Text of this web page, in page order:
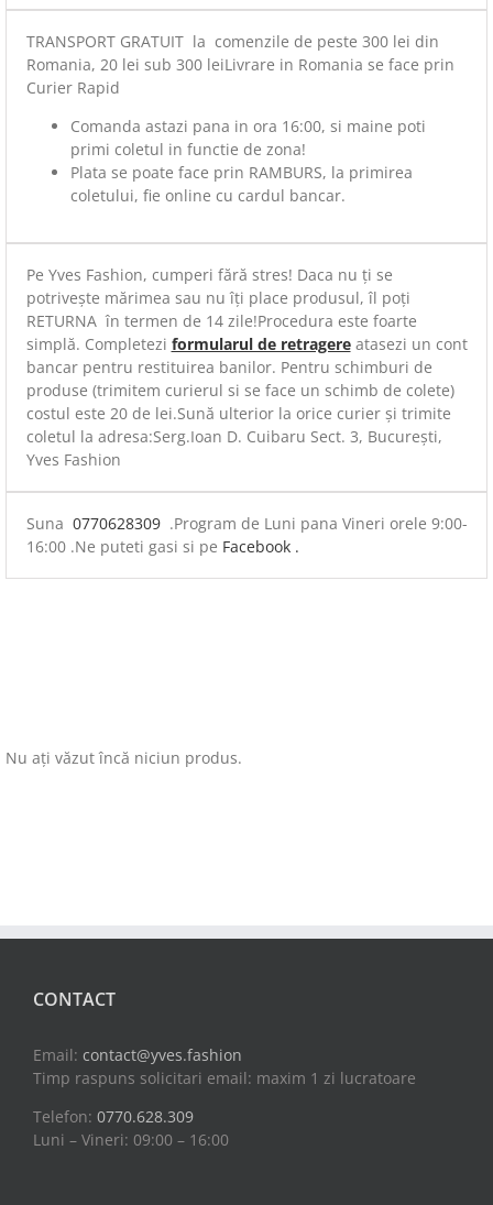
TRANSPORT GRATUIT la comenzile de peste 300 lei din
Romania, 20 lei sub 300 leiLivrare in Romania se face prin
Curier Rapid
Comanda astazi pana in ora 16:00, si maine poti
primi coletul in functie de zona!
Plata se poate face prin RAMBURS, la primirea
coletului, fie online cu cardul bancar.
Pe Yves Fashion, cumperi fără stres! Daca nu ți se
potrivește mărimea sau nu îți place produsul, îl poți
RETURNA în termen de 14 zile!Procedura este foarte
simplă. Completezi formularul de retragereatasezi un cont
bancar pentru restituirea banilor. Pentru schimburi de
produse (trimitem curierul si se face un schimb de colete)
costul este 20 de lei.Sună ulterior la orice curier și trimite
coletul la adresa:Serg.Ioan D. Cuibaru Sect. 3, București,
Yves Fashion
Suna 0770628309.Program de Luni pana Vineri orele 9:00-
16:00 .Ne puteti gasi si pe Facebook .
Nu ați văzut încă niciun produs.
CONTACT
Email: contact@yves.fashion
Timp raspuns solicitari email: maxim 1 zi lucratoare
Telefon: 0770.628.309
Luni – Vineri: 09:00 – 16:00